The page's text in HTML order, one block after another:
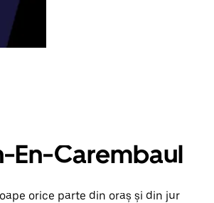
En-Carembaul
orice parte din oraș și din jur